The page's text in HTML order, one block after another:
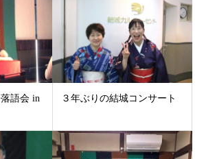
語会 in
３年ぶりの結城コンサート